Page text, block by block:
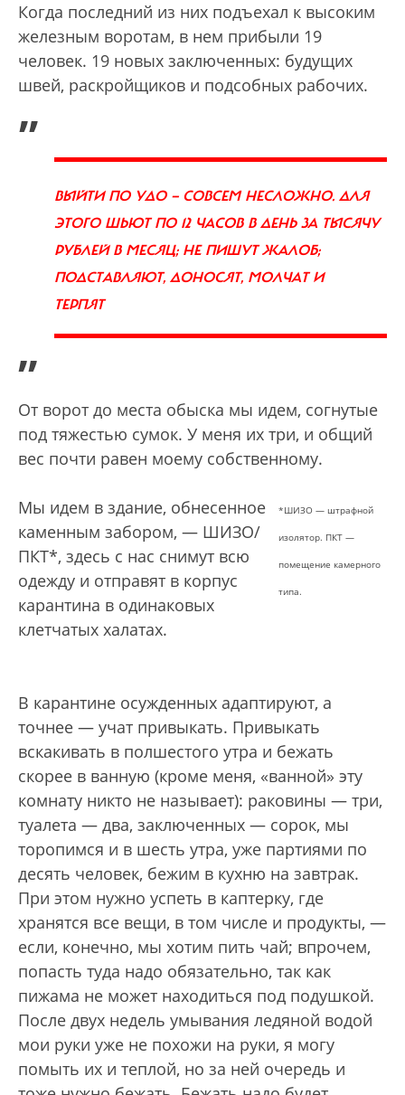
Когда последний из них подъехал к высоким
железным воротам, в нем прибыли 19
человек. 19 новых заключенных: будущих
швей, раскройщиков и подсобных рабочих.
„
ВЫЙТИ ПО УДО — СОВСЕМ НЕСЛОЖНО. ДЛЯ
ЭТОГО ШЬЮТ ПО 12 ЧАСОВ В ДЕНЬ ЗА ТЫСЯЧУ
РУБЛЕЙ В МЕСЯЦ; НЕ ПИШУТ ЖАЛОБ;
ПОДСТАВЛЯЮТ, ДОНОСЯТ, МОЛЧАТ И
ТЕРПЯТ
”
От ворот до места обыска мы идем, согнутые
под тяжестью сумок. У меня их три, и общий
вес почти равен моему собственному.
*ШИЗО — штрафной
изолятор. ПКТ —
помещение камерного
типа.
Мы идем в здание, обнесенное
каменным забором, — ШИЗО/
ПКТ*, здесь с нас снимут всю
одежду и отправят в корпус
карантина в одинаковых
клетчатых халатах.
В карантине осужденных адаптируют, а
точнее — учат привыкать. Привыкать
вскакивать в полшестого утра и бежать
скорее в ванную (кроме меня, «ванной» эту
комнату никто не называет): раковины — три,
туалета — два, заключенных — сорок, мы
торопимся и в шесть утра, уже партиями по
десять человек, бежим в кухню на завтрак.
При этом нужно успеть в каптерку, где
хранятся все вещи, в том числе и продукты, —
если, конечно, мы хотим пить чай; впрочем,
попасть туда надо обязательно, так как
пижама не может находиться под подушкой.
После двух недель умывания ледяной водой
мои руки уже не похожи на руки, я могу
помыть их и теплой, но за ней очередь и